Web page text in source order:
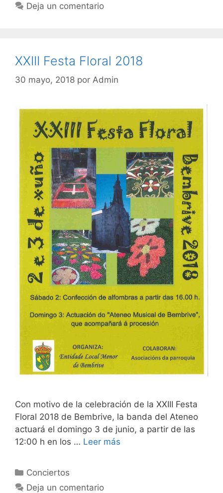
Deja un comentario
XXIII Festa Floral 2018
30 mayo, 2018 por Admin
Con motivo de la celebración de la XXIII Festa
Floral 2018 de Bembrive, la banda del Ateneo
actuará el domingo 3 de junio, a partir de las
12:00 h en los … Leer más
Categorías
Conciertos
Deja un comentario